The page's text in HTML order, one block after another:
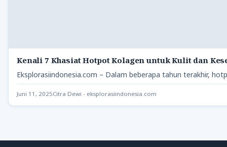
Kenali 7 Khasiat Hotpot Kolagen untuk Kulit dan
Eksplorasiindonesia.com – Dalam beberapa tahun terakhir,
Juni 11, 2025Citra Dewi - eksplorasiindonesia.com